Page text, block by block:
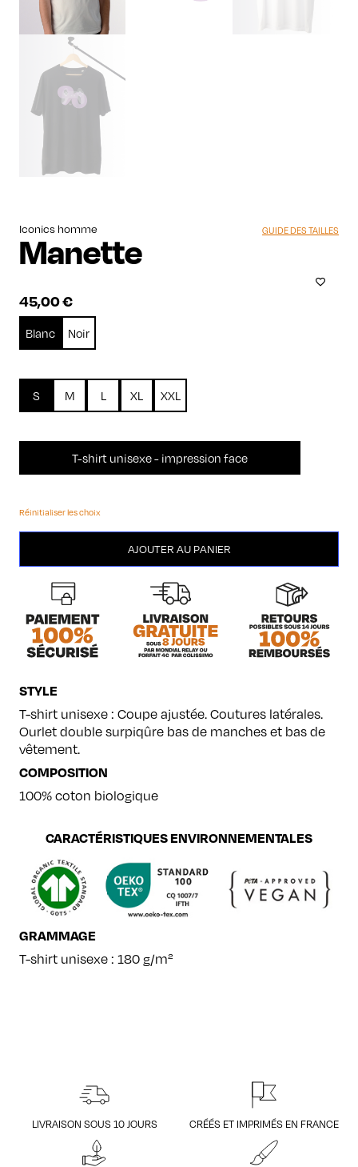
Iconics homme
Manette
45,00€
GUIDE DES TAILLES
Blanc Noir
S M L XL XXL
T-shirt unisexe - impression face
Réinitialiser les choix
AJOUTER AU PANIER
STYLE
T-shirt unisexe : Coupe ajustée. Coutures latérales.
Ourlet double surpiqûre bas de manches et bas de
vêtement.
COMPOSITION
100% coton biologique
CARACTÉRISTIQUES ENVIRONNEMENTALES
GRAMMAGE
T-shirt unisexe : 180 g/m²
LIVRAISON SOUS 10 JOURS CRÉÉS ET IMPRIMÉS EN FRANCE